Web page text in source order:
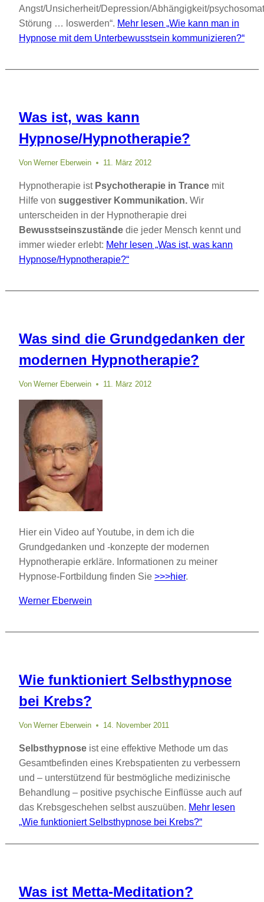
Angst/Unsicherheit/Depression/Abhängigkeit/
Störung … loswerden“. Mehr lesen „Wie kann man in
Hypnose mit dem Unterbewusstsein kommunizieren?“
Was ist, was kann
Hypnose/Hypnotherapie?
Von Werner Eberwein 11. März 2012
Hypnotherapie ist Psychotherapie in Trance mit
Hilfe von suggestiver Kommunikation. Wir
unterscheiden in der Hypnotherapie drei
Bewusstseinszustände die jeder Mensch kennt und
immer wieder erlebt: Mehr lesen „Was ist, was kann
Hypnose/Hypnotherapie?“
Was sind die Grundgedanken der
modernen Hypnotherapie?
Von Werner Eberwein 11. März 2012
Hier ein Video auf Youtube, in dem ich die
Grundgedanken und -konzepte der modernen
Hypnotherapie erkläre. Informationen zu meiner
Hypnose-Fortbildung finden Sie >>>hier.
Werner Eberwein
Wie funktioniert Selbsthypnose
bei Krebs?
Von Werner Eberwein 14. November 2011
Selbsthypnose ist eine effektive Methode um das
Gesamtbefinden eines Krebspatienten zu verbessern
und – unterstützend für bestmögliche medizinische
Behandlung – positive psychische Einflüsse auch auf
das Krebsgeschehen selbst auszuüben. Mehr lesen
„Wie funktioniert Selbsthypnose bei Krebs?“
Was ist Metta-Meditation?